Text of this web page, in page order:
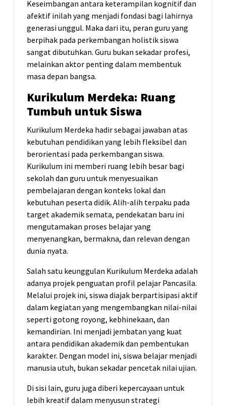
Keseimbangan antara keterampilan kognitif dan
afektif inilah yang menjadi fondasi bagi lahirnya
generasi unggul. Maka dari itu, peran guru yang
berpihak pada perkembangan holistik siswa
sangat dibutuhkan. Guru bukan sekadar profesi,
melainkan aktor penting dalam membentuk
masa depan bangsa.
Kurikulum Merdeka: Ruang
Tumbuh untuk Siswa
Kurikulum Merdeka hadir sebagai jawaban atas
kebutuhan pendidikan yang lebih fleksibel dan
berorientasi pada perkembangan siswa.
Kurikulum ini memberi ruang lebih besar bagi
sekolah dan guru untuk menyesuaikan
pembelajaran dengan konteks lokal dan
kebutuhan peserta didik. Alih-alih terpaku pada
target akademik semata, pendekatan baru ini
mengutamakan proses belajar yang
menyenangkan, bermakna, dan relevan dengan
dunia nyata.
Salah satu keunggulan Kurikulum Merdeka adalah
adanya projek penguatan profil pelajar Pancasila.
Melalui projek ini, siswa diajak berpartisipasi aktif
dalam kegiatan yang mengembangkan nilai-nilai
seperti gotong royong, kebhinekaan, dan
kemandirian. Ini menjadi jembatan yang kuat
antara pendidikan akademik dan pembentukan
karakter. Dengan model ini, siswa belajar menjadi
manusia utuh, bukan sekadar pencetak nilai ujian.
Di sisi lain, guru juga diberi kepercayaan untuk
lebih kreatif dalam menyusun strategi